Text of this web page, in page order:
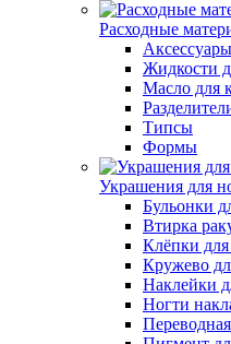
Расходные
Аксессуары
Жидкости
Масло для
Типсы
Формы
Украшения для
Бульонки
Втирка
Клёпки для
Кружево
Наклейки
Ногти